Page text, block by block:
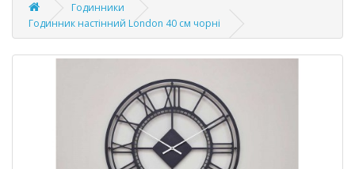
Годинники
Годинник настінний London 40 см чорні